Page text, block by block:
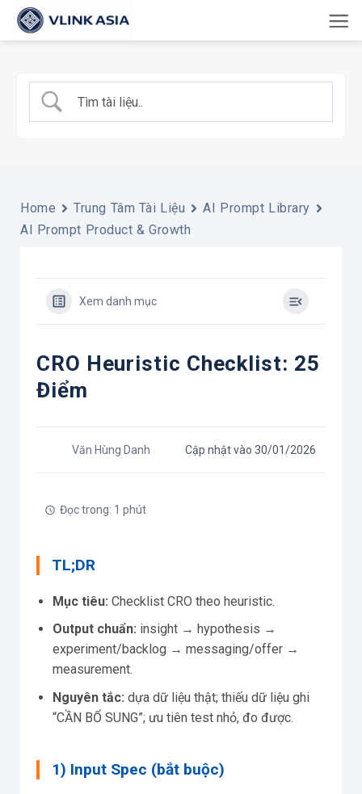
qua
dung
Home Trung Tâm Tài Liệu
AI Prompt Library
AI Prompt Product & Growth
Xem danh mục
CRO Heuristic Checklist: 25
Điểm
Văn Hùng Danh Cập nhật vào 30/01/2026
Đọc trong: 1 phút
TL;DR
Mục tiêu: Checklist CRO theo heuristic.
Output chuẩn: insight → hypothesis →
experiment/backlog → messaging/offer →
measurement.
Nguyên tắc: dựa dữ liệu thật; thiếu dữ liệu ghi
“CẦN BỔ SUNG”; ưu tiên test nhỏ, đo được.
1) Input Spec (bắt buộc)